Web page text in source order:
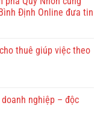
Định Online đưa tin
thuê giúp việc theo
nghiệp – độc